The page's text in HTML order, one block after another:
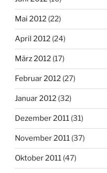
Mai 2012 (22)
April 2012 (24)
März 2012 (17)
Februar 2012 (27)
Januar 2012 (32)
Dezember 2011 (31)
November 2011 (37)
Oktober 2011 (47)